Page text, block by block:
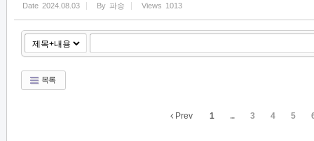
Date 2024.08.03 By 파송 Views 1013
목록
Prev 1 ... 3 4 5